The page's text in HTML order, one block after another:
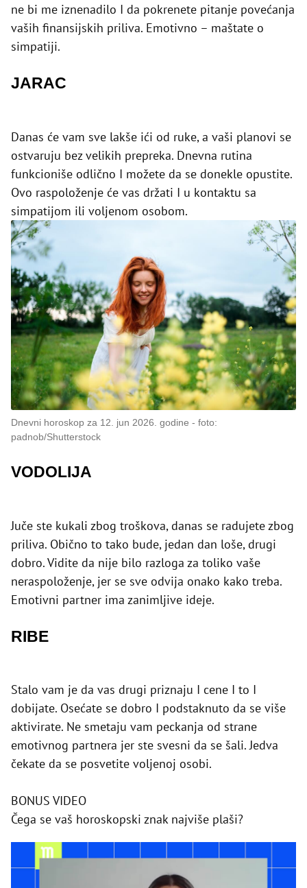
ne bi me iznenadilo I da pokrenete pitanje povećanja
vaših finansijskih priliva. Emotivno – maštate o
simpatiji.
JARAC
Danas će vam sve lakše ići od ruke, a vaši planovi se
ostvaruju bez velikih prepreka. Dnevna rutina
funkcioniše odlično I možete da se donekle opustite.
Ovo raspoloženje će vas držati I u kontaktu sa
simpatijom ili voljenom osobom.
Dnevni horoskop za 12. jun 2026. godine
foto:
padnob/Shutterstock
VODOLIJA
Juče ste kukali zbog troškova, danas se radujete zbog
priliva. Obično to tako bude, jedan dan loše, drugi
dobro. Vidite da nije bilo razloga za toliko vaše
neraspoloženje, jer se sve odvija onako kako treba.
Emotivni partner ima zanimljive ideje.
RIBE
Stalo vam je da vas drugi priznaju I cene I to I
dobijate. Osećate se dobro I podstaknuto da se više
aktivirate. Ne smetaju vam peckanja od strane
emotivnog partnera jer ste svesni da se šali. Jedva
čekate da se posvetite voljenoj osobi.
BONUS VIDEO
Čega se vaš horoskopski znak najviše plaši?